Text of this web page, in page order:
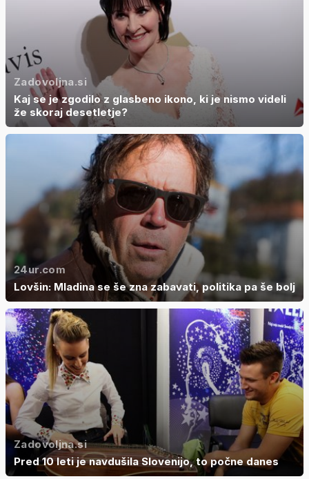
Zadovoljna.si
Kaj se je zgodilo z glasbeno ikono, ki je nismo videli
že skoraj desetletje?
24ur.com
Lovšin: Mladina se še zna zabavati, politika pa še bolj
Zadovoljna.si
Pred 10 leti je navdušila Slovenijo, to počne danes